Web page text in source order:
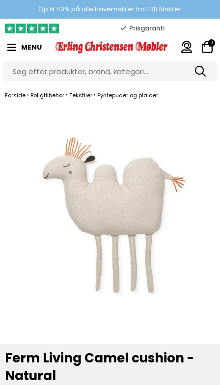
Op til 40% på alle havemøbler fra FDB Møbler
100% danskejet webshop
Prisgaranti
10.000 m2 showroom
Gratis & gode parkeringsforhold
MENU 0
Forside › Boligtilbehør › Tekstiler › Pyntepuder og plaider
Ferm Living Camel cushion -
Natural